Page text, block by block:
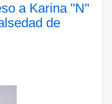
a Karina "N"
de